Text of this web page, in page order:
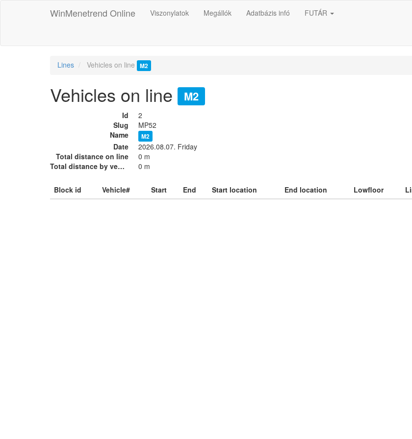
WinMenetrend Online Viszonylatok Megállók Adatbázis infó FUTÁR
Lines Vehicles on line M2
Vehicles on line M2
Id
2
Slug
MP52
Name
M2
Date
2026.08.07. Friday
Total distance on line
0 m
Total distance by vehicles
0 m
Block id Vehicle# Start End Start location End location Lowfloor